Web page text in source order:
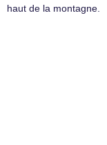
haut de la montagne.